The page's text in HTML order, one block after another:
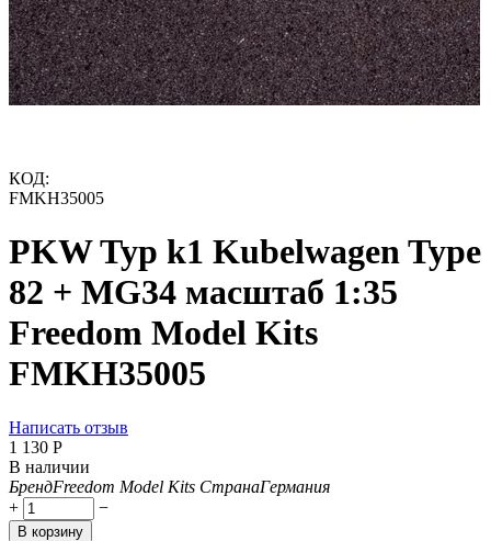
КОД:
FMKH35005
PKW Typ k1 Kubelwagen Type
82 + MG34 масштаб 1:35
Freedom Model Kits
FMKH35005
Написать отзыв
1 130 Р
В наличии
БрендFreedom Model Kits СтранаГермания
+
−
В корзину